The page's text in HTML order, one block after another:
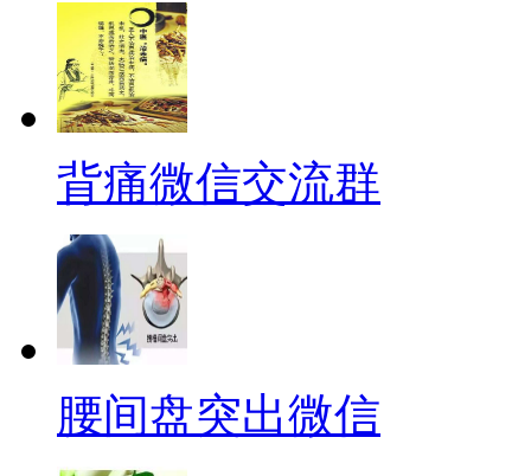
背痛微信交流群
腰间盘突出微信